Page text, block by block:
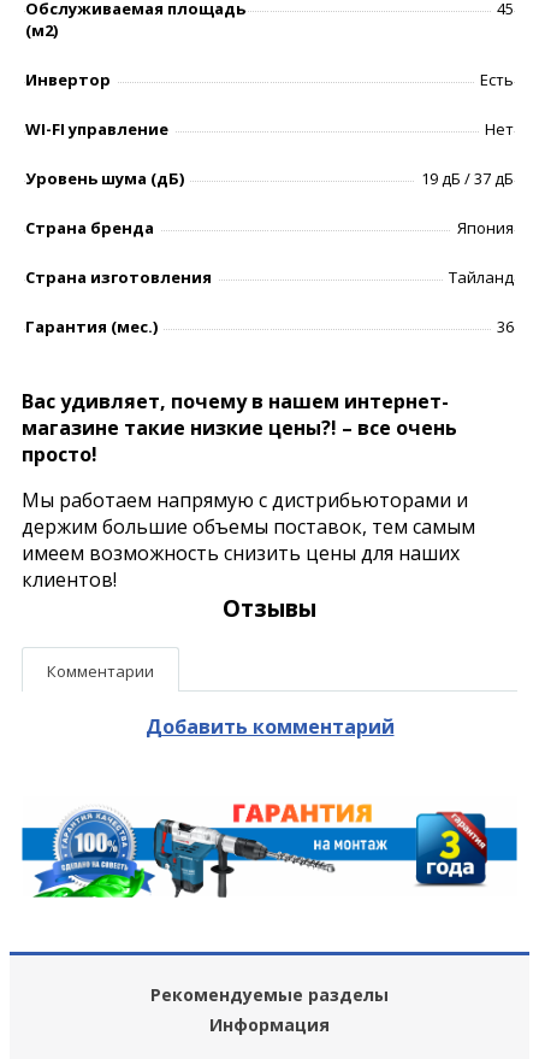
Обслуживаемая площадь
(м2)
45
Инвертор Есть
WI-FI управление Нет
Уровень шумa (дБ) 19 дБ / 37 дБ
Страна бренда Япония
Страна изготовления Тайланд
Гарантия (мес.) 36
Вас удивляет, почему в нашем интернет-
магазине такие низкие цены?! – все очень
просто!
Мы работаем напрямую с дистрибьюторами и
держим большие объемы поставок, тем самым
имеем возможность снизить цены для наших
клиентов!
Отзывы
Комментарии
Добавить комментарий
Рекомендуемые разделы
Информация